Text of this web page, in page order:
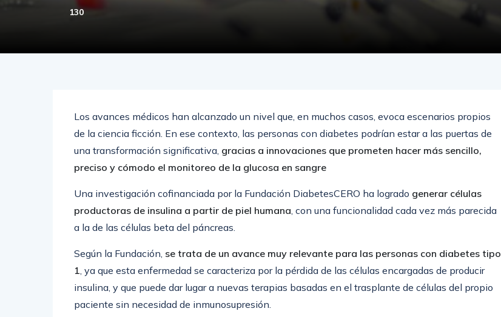
130
Los avances médicos han alcanzado un nivel que, en muchos casos, evoca escenarios propios
de la ciencia ficción. En ese contexto, las personas con diabetes podrían estar a las puertas de
una transformación significativa, gracias a innovaciones que prometen hacer más sencillo,
preciso y cómodo el monitoreo de la glucosa en sangre
Una investigación cofinanciada por la Fundación DiabetesCERO ha logrado generar células
productoras de insulina a partir de piel humana, con una funcionalidad cada vez más parecida
a la de las células beta del páncreas.
Según la Fundación, se trata de un avance muy relevante para las personas con diabetes tipo
1, ya que esta enfermedad se caracteriza por la pérdida de las células encargadas de producir
insulina, y que puede dar lugar a nuevas terapias basadas en el trasplante de células del propio
paciente sin necesidad de inmunosupresión.